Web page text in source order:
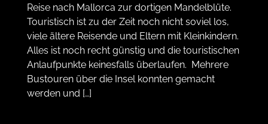
Reise nach Mallorca zur dortigen Mandelblüte.
Touristisch ist zu der Zeit noch nicht soviel los,
viele ältere Reisende und Eltern mit Kleinkindern.
Alles ist noch recht günstig und die touristischen
Anlaufpunkte keinesfalls überlaufen. Mehrere
Bustouren über die Insel konnten gemacht
werden und […]